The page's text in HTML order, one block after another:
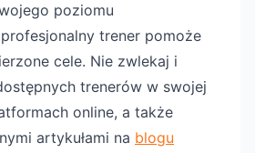
poziomu
trener pomoże
cele. Nie zwlekaj i
trenerów w swojej
online, a także
artykułami na blogu